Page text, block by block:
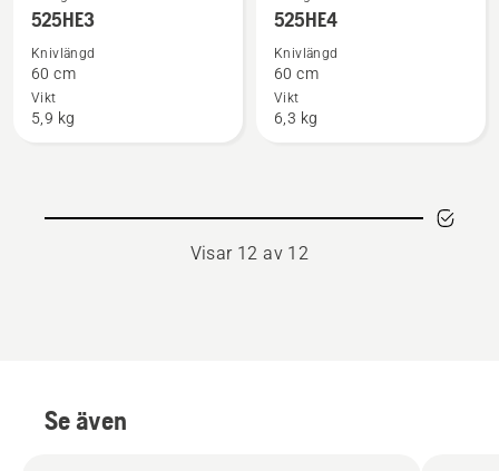
mer
om
525HE3
525HE3
Knivlängd
60 cm
Vikt
5,9 kg
mer
om
525HE4
525HE4
Knivlängd
60 cm
Vikt
6,3 kg
Visar 12 av 12
Se även